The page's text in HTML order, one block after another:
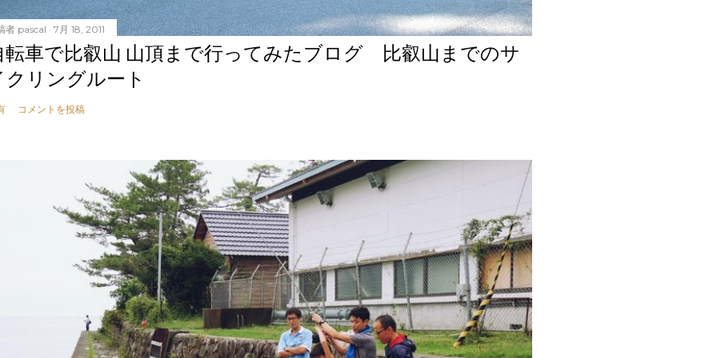
者 pascal 7月 18, 2011
転車で比叡山 山頂まで行ってみたブログ 比叡山までのサ
クリングルート
コメントを投稿